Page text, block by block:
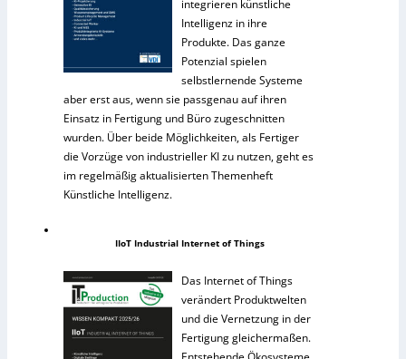
integrieren künstliche
Intelligenz in ihre
Produkte. Das ganze
Potenzial spielen
selbstlernende Systeme
aber erst aus, wenn sie passgenau auf ihren
Einsatz in Fertigung und Büro zugeschnitten
wurden. Über beide Möglichkeiten, als Fertiger
die Vorzüge von industrieller KI zu nutzen, geht es
im regelmäßig aktualisierten Themenheft
Künstliche Intelligenz.
IIoT Industrial Internet of Things
Das Internet of Things
verändert Produktwelten
und die Vernetzung in der
Fertigung gleichermaßen.